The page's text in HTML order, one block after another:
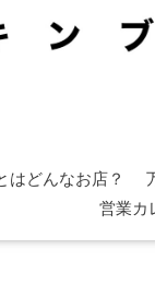
はどんなお店？
営業カ